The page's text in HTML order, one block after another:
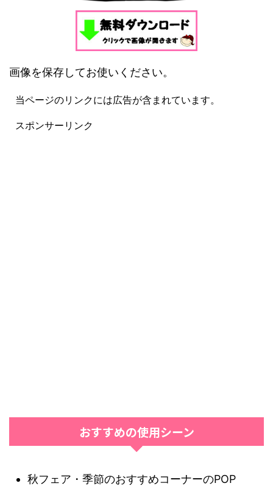
画像を保存してお使いください。
当ページのリンクには広告が含まれています。
スポンサーリンク
おすすめの使用シーン
秋フェア・季節のおすすめコーナーのPOP